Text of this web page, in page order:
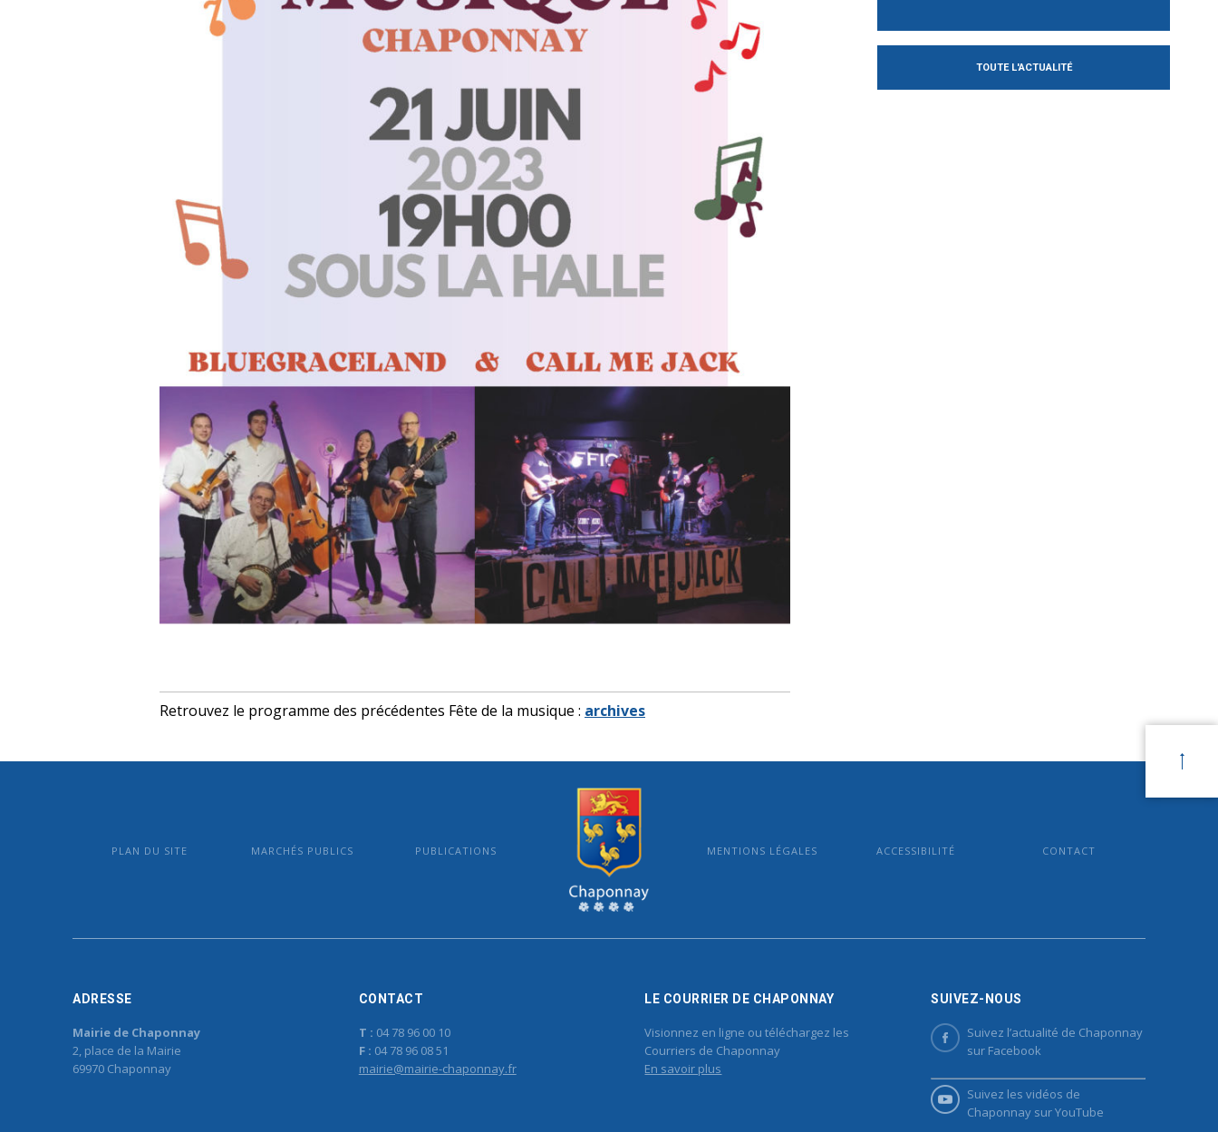
Retrouvez le programme des précédentes Fête de la musique : archives
TOUTE L'ACTUALITÉ
PLAN DU SITE MARCHÉS PUBLICS PUBLICATIONS MENTIONS LÉGALES ACCESSIBILITÉ CONTACT
ADRESSE
Mairie de Chaponnay
2, place de la Mairie
69970 Chaponnay
CONTACT
T : 04 78 96 00 10
F : 04 78 96 08 51
mairie@mairie-chaponnay.fr
LE COURRIER DE CHAPONNAY
Visionnez en ligne ou téléchargez les
Courriers de Chaponnay
En savoir plus
SUIVEZ-NOUS
Suivez l’actualité de Chaponnay
sur Facebook
Suivez les vidéos de
Chaponnay sur YouTube